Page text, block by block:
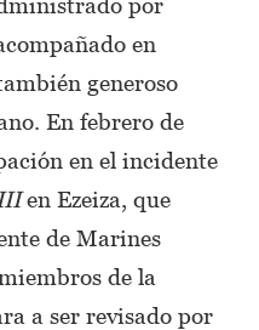
en
generoso
En febrero de
en el incidente
en Ezeiza, que
de Marines
de la
a ser revisado por